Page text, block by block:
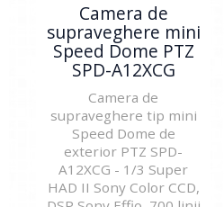
Camera de
supraveghere mini
Speed Dome PTZ
SPD-A12XCG
Camera de
supraveghere tip mini
Speed Dome de
exterior PTZ SPD-
A12XCG - 1/3 Super
HAD II Sony Color CCD,